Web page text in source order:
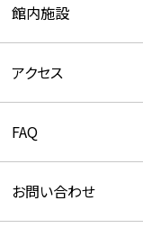
館内施設
アクセス
FAQ
お問い合わせ